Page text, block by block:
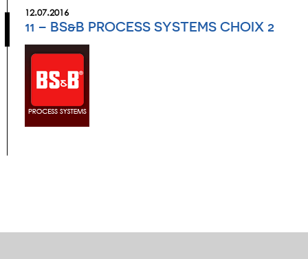
12.07.2016
11 – BS&B PROCESS SYSTEMS CHOIX 2